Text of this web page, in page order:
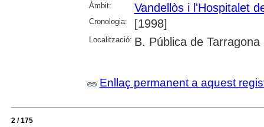
Àmbit: Vandellòs i l'Hospitalet
Cronologia: [1998]
Localització: B. Pública de Tarragona
Enllaç permanent a aquest
2 / 175